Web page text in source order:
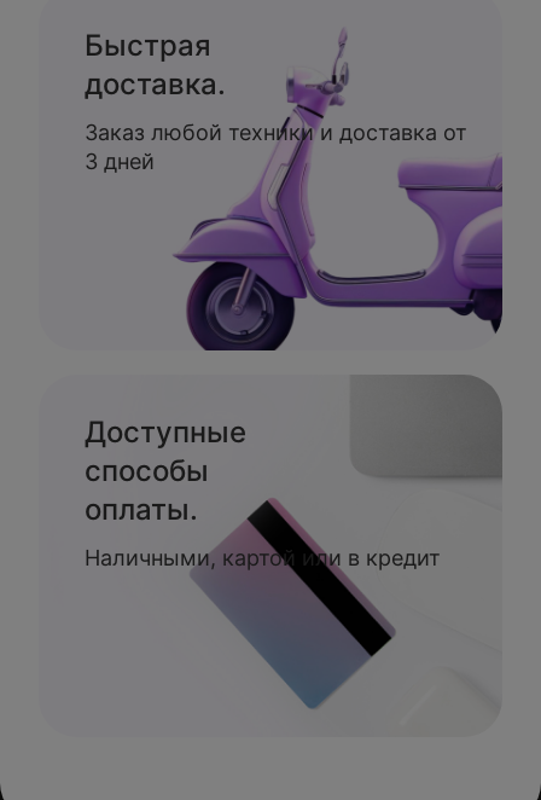
Быстрая
доставка.
Заказ любой техники и доставка от
3 дней
Доступные
способы
оплаты.
Наличными, картой или в кредит